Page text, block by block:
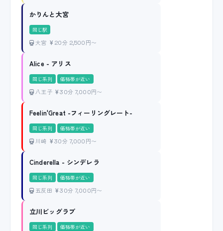
かりんと大宮
同じ駅
大宮 20分 2,500円〜
Alice - アリス
同じ系列 価格帯が近い
八王子 30分 7,000円〜
Feelin'Great -フィーリングレート-
同じ系列 価格帯が近い
川崎 30分 7,000円〜
Cinderella - シンデレラ
同じ系列 価格帯が近い
五反田 30分 7,000円〜
立川ビッグラブ
同じ系列 価格帯が近い